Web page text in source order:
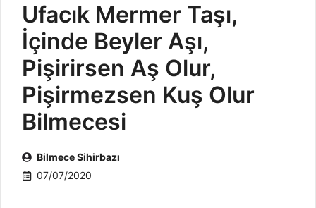
Ufacık Mermer Taşı,
İçinde Beyler Aşı,
Pişirirsen Aş Olur,
Pişirmezsen Kuş Olur
Bilmecesi
Bilmece Sihirbazı
07/07/2020